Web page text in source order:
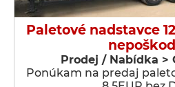
Paletové nadstavce
Prodej / Nabídka >
Ponúkam na predaj